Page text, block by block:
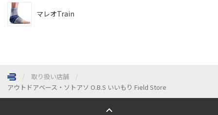
マレオTrain
取り扱い店舗
アウトドアベース・ソトアソ O.B.S いいもり Field Store
ページトップへ